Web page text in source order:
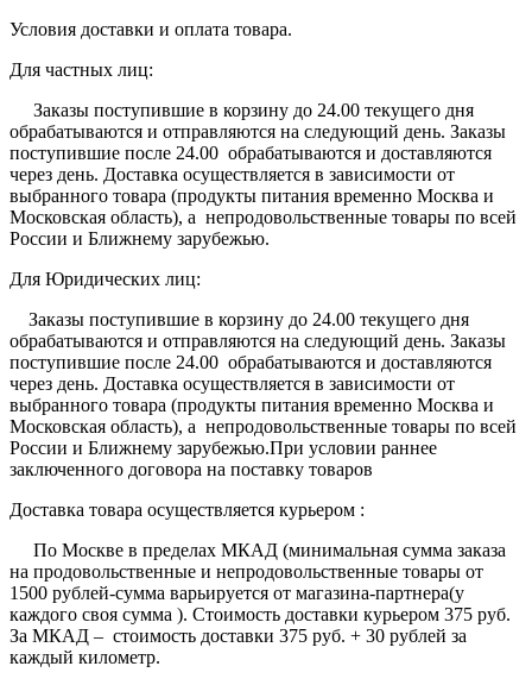
Условия доставки и оплата товара.
Для частных лиц:
Заказы поступившие в корзину до 24.00 текущего дня
обрабатываются и отправляются на следующий день. Заказы
поступившие после 24.00 обрабатываются и доставляются
через день. Доставка осуществляется в зависимости от
выбранного товара (продукты питания временно Москва и
Московская область), а непродовольственные товары по всей
России и Ближнему зарубежью.
Для Юридических лиц:
Заказы поступившие в корзину до 24.00 текущего дня
обрабатываются и отправляются на следующий день. Заказы
поступившие после 24.00 обрабатываются и доставляются
через день. Доставка осуществляется в зависимости от
выбранного товара (продукты питания временно Москва и
Московская область), а непродовольственные товары по всей
России и Ближнему зарубежью.При условии раннее
заключенного договора на поставку товаров
Доставка товара осуществляется курьером :
По Москве в пределах МКАД (минимальная сумма заказа
на продовольственные и непродовольственные товары от
1500 рублей-сумма варьируется от магазина-партнера(у
каждого своя сумма ). Стоимость доставки курьером 375 руб.
За МКАД – стоимость доставки 375 руб. + 30 рублей за
каждый километр.